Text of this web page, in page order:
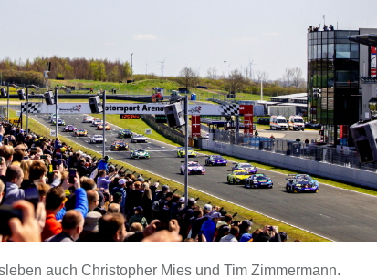
auch Christopher Mies und Tim Zimmermann.